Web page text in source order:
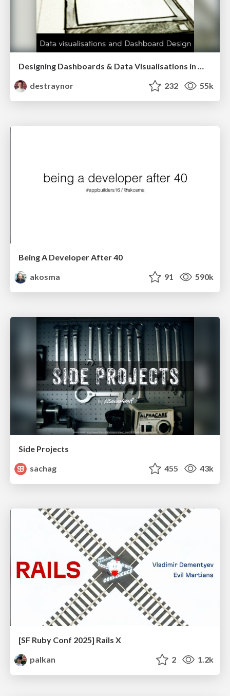
Designing Dashboards & Data Visualisations in Web Apps
destraynor
232 55k
Being A Developer After 40
akosma
91 590k
Side Projects
sachag
455 43k
[SF Ruby Conf 2025] Rails X
palkan
2 1.2k